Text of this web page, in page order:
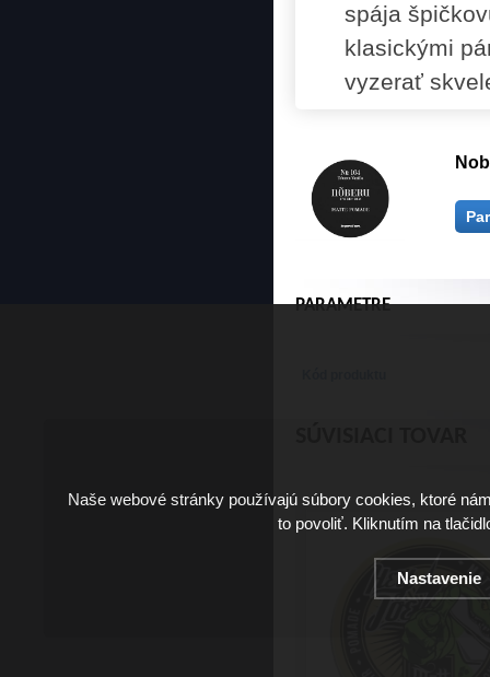
spája
klasickými
vyzerať
PARAMETRE
Naše webové stránky používajú súbory cookies, ktoré
to povoliť. Kliknutím na
Nastavenie